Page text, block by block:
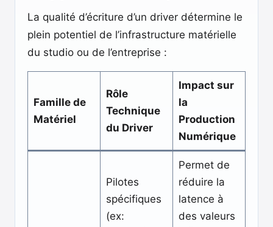
La qualité d’écriture d’un driver détermine le
plein potentiel de l’infrastructure matérielle
du studio ou de l’entreprise :
Famille de
Matériel
Rôle
Technique
du Driver
Impact sur
la
Production
Numérique
Pilotes
spécifiques
(ex:
Permet de
réduire la
latence à
des valeurs